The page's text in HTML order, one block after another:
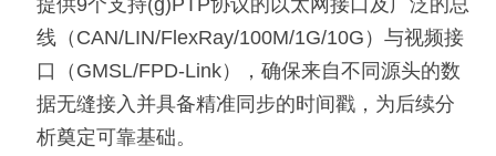
提供9个支持(g)PTP协议的以太网接口及广泛的总
线（CAN/LIN/FlexRay/100M/1G/10G）与视频接
口（GMSL/FPD-Link），确保来自不同源头的数
据无缝接入并具备精准同步的时间戳，为后续分
析奠定可靠基础。